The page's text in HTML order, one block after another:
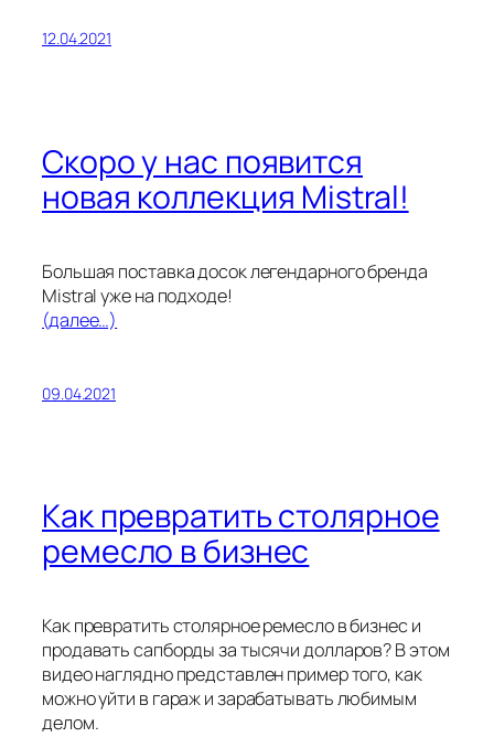
12.04.2021
Скоро у нас появится
новая коллекция Mistral!
Большая поставка досок легендарного бренда
Mistral уже на подходе!
(далее…)
09.04.2021
Как превратить столярное
ремесло в бизнес
Как превратить столярное ремесло в бизнес и
продавать сапборды за тысячи долларов? В этом
видео наглядно представлен пример того, как
можно уйти в гараж и зарабатывать любимым
делом.